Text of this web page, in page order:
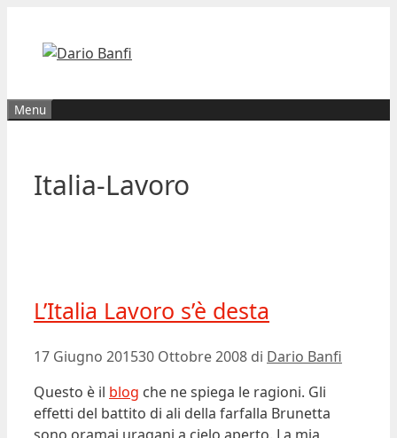
contenuto
Menu
Italia-Lavoro
L’Italia Lavoro s’è desta
17 Giugno 201530 Ottobre 2008 di Dario Banfi
Questo è il blog che ne spiega le ragioni. Gli
effetti del battito di ali della farfalla Brunetta